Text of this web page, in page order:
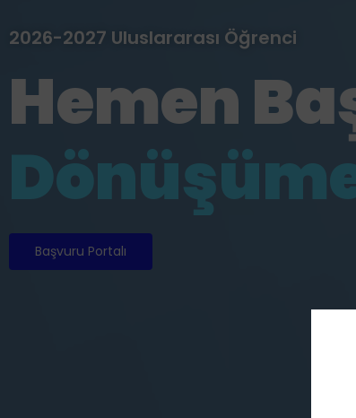
2026-2027 Uluslararası Öğrenci
Hemen
|
Başvuru Portalı